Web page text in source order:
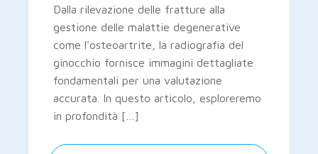
Dalla rilevazione delle fratture alla
gestione delle malattie degenerative
come l'osteoartrite, la radiografia del
ginocchio fornisce immagini dettagliate
fondamentali per una valutazione
accurata. In questo articolo, esploreremo
in profondità […]